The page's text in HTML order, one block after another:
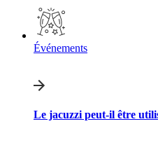
Événements
Le jacuzzi peut-il être